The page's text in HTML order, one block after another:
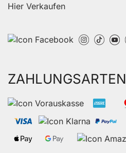
Hier Verkaufen
ZAHLUNGSARTEN